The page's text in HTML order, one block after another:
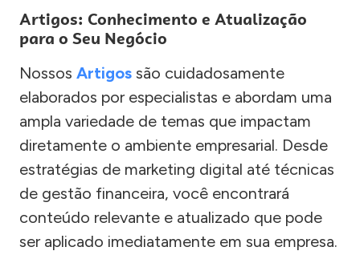
Artigos: Conhecimento e Atualização
para o Seu Negócio
Nossos Artigos são cuidadosamente
elaborados por especialistas e abordam uma
ampla variedade de temas que impactam
diretamente o ambiente empresarial. Desde
estratégias de marketing digital até técnicas
de gestão financeira, você encontrará
conteúdo relevante e atualizado que pode
ser aplicado imediatamente em sua empresa.